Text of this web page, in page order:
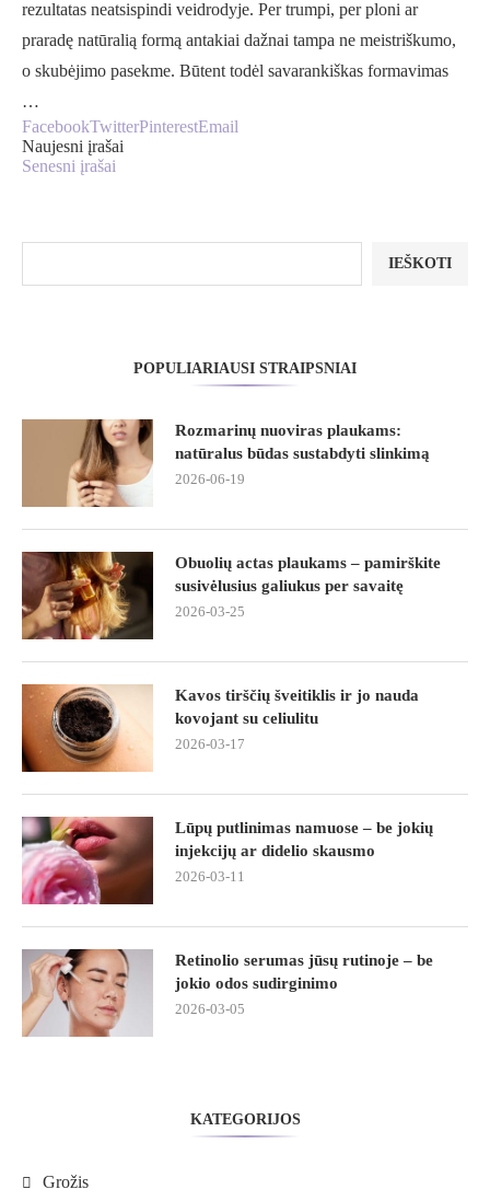
rezultatas neatsispindi veidrodyje. Per trumpi, per ploni ar
praradę natūralią formą antakiai dažnai tampa ne meistriškumo,
o skubėjimo pasekme. Būtent todėl savarankiškas formavimas
…
FacebookTwitterPinterestEmail
Naujesni įrašai
Senesni įrašai
IEŠKOTI
POPULIARIAUSI STRAIPSNIAI
Rozmarinų nuoviras plaukams:
natūralus būdas sustabdyti slinkimą
2026-06-19
Obuolių actas plaukams – pamirškite
susivėlusius galiukus per savaitę
2026-03-25
Kavos tirščių šveitiklis ir jo nauda
kovojant su celiulitu
2026-03-17
Lūpų putlinimas namuose – be jokių
injekcijų ar didelio skausmo
2026-03-11
Retinolio serumas jūsų rutinoje – be
jokio odos sudirginimo
2026-03-05
KATEGORIJOS
Grožis